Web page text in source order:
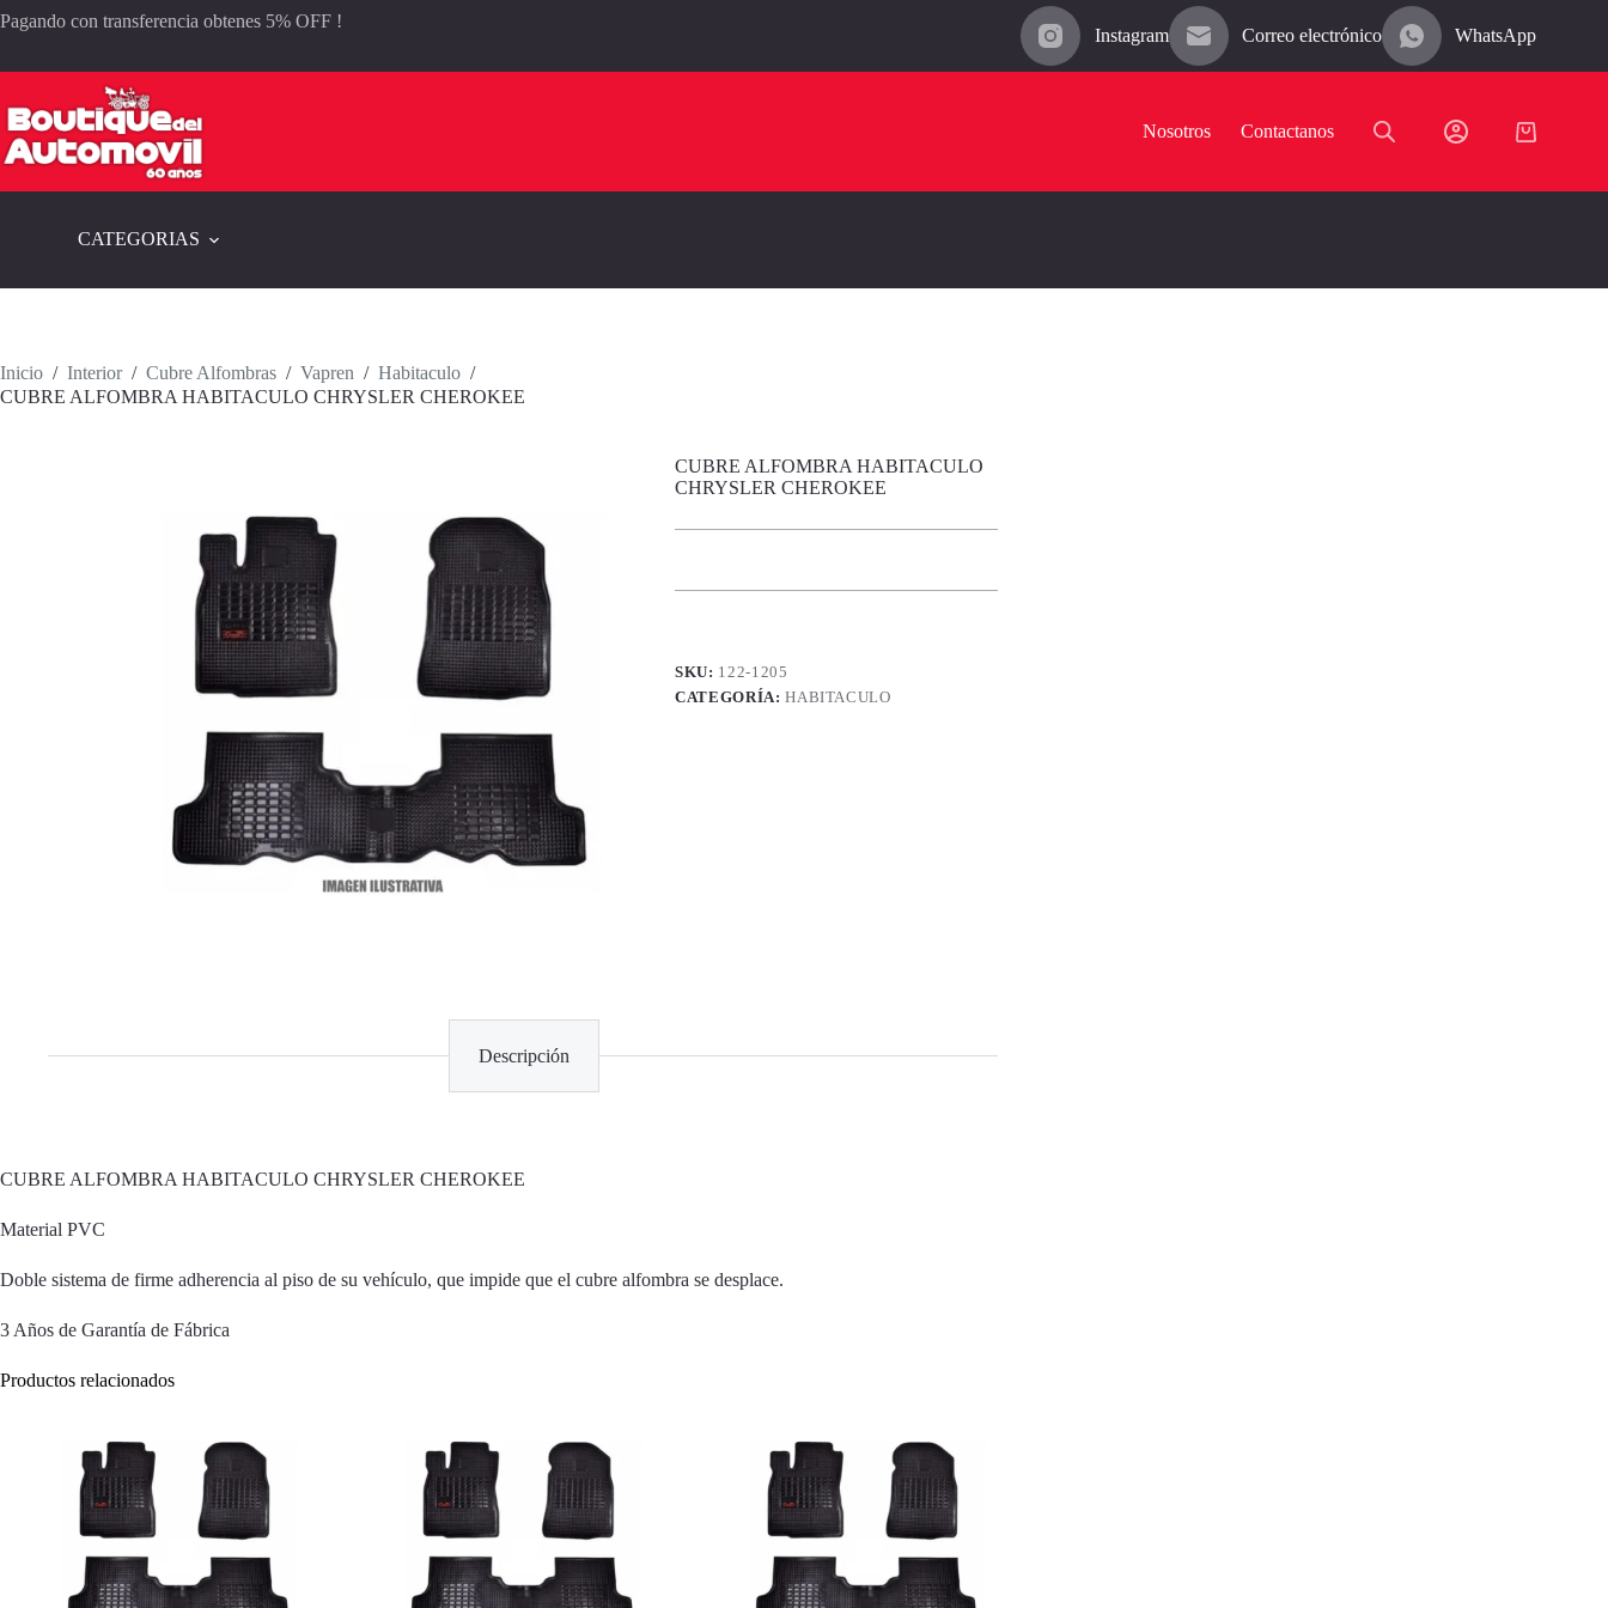
al
Pagando con transferencia obtenes 5% OFF !
Instagram Correo electrónico WhatsApp
Nosotros Contactanos
Carro
CATEGORIAS
Inicio / Interior / Cubre Alfombras / Vapren / Habitaculo /
CUBRE ALFOMBRA HABITACULO CHRYSLER CHEROKEE
CUBRE ALFOMBRA HABITACULO
CHRYSLER CHEROKEE
SKU: 122-1205
CATEGORÍA:HABITACULO
Descripción
CUBRE ALFOMBRA HABITACULO CHRYSLER CHEROKEE
Material PVC
Doble sistema de firme adherencia al piso de su vehículo, que impide que el cubre alfombra se desplace.
3 Años de Garantía de Fábrica
Productos relacionados